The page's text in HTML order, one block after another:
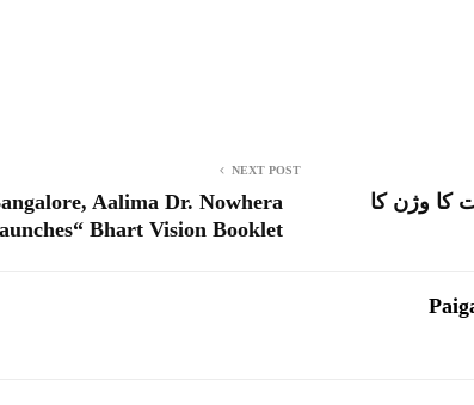
کا وژن کا
NEXT POST
Aalima Dr. Nowhera
Bhart Vision Booklet”